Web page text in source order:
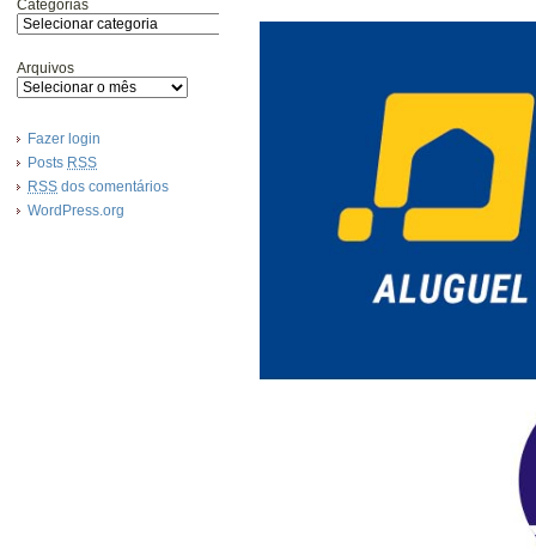
Categorias
Arquivos
Fazer login
Posts RSS
RSS dos comentários
WordPress.org